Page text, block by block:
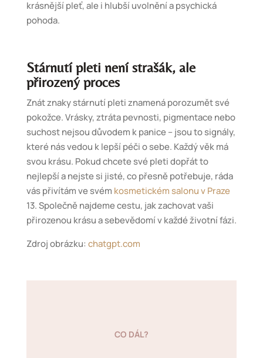
krásnější pleť, ale i hlubší uvolnění a psychická
pohoda.
Stárnutí pleti není strašák, ale
přirozený proces
Znát znaky stárnutí pleti znamená porozumět své
pokožce. Vrásky, ztráta pevnosti, pigmentace nebo
suchost nejsou důvodem k panice – jsou to signály,
které nás vedou k lepší péči o sebe. Každý věk má
svou krásu. Pokud chcete své pleti dopřát to
nejlepší a nejste si jisté, co přesně potřebuje, ráda
vás přivítám ve svém kosmetickém salonu v Praze
13. Společně najdeme cestu, jak zachovat vaši
přirozenou krásu a sebevědomí v každé životní fázi.
Zdroj obrázku: chatgpt.com
CO DÁL?